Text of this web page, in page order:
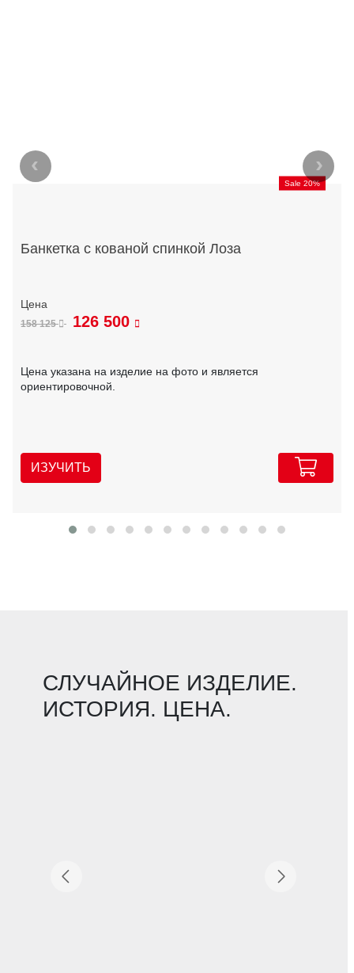
Sale 20%
Банкетка с кованой спинкой Лоза
158 125 126 500
Цена указана на изделие на фото и является
ориентировочной.
ИЗУЧИТЬ
‹ ›
СЛУЧАЙНОЕ ИЗДЕЛИЕ.
ИСТОРИЯ. ЦЕНА.